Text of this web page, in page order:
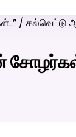
/